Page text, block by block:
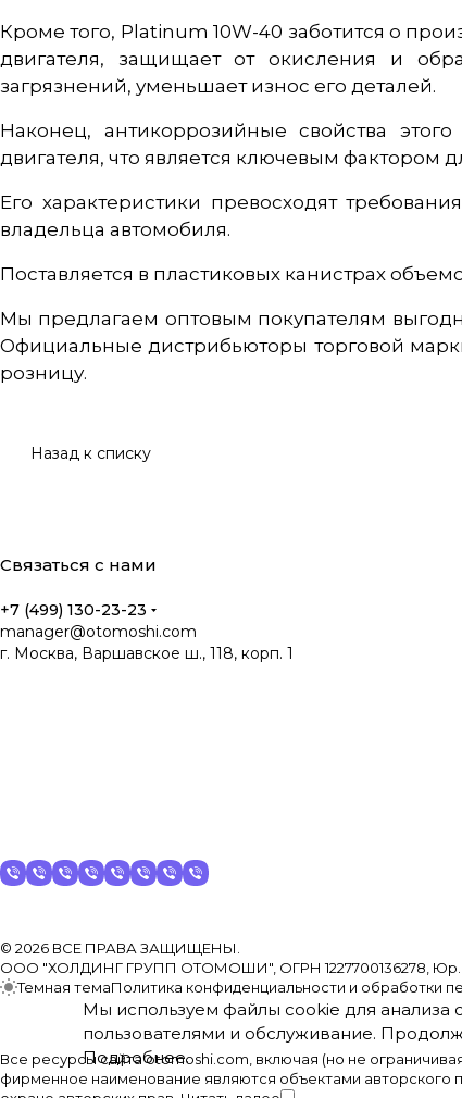
Кроме того, Platinum 10W-40 заботится о
двигателя, защищает от окисления и
загрязнений, уменьшает износ его деталей.
Наконец, антикоррозийные свойства
двигателя, что является ключевым фактором
Его характеристики превосходят
владельца автомобиля.
Поставляется в пластиковых канистрах
Мы предлагаем оптовым покупателям
Официальные дистрибьюторы торговой
розницу.
Назад к списку
Связаться с нами
+7 (499) 130-23-23
manager@otomoshi.com
г. Москва, Варшавское ш., 118, корп. 1
© 2026 ВСЕ ПРАВА ЗАЩИЩЕНЫ.
ООО "ХОЛДИНГ ГРУПП ОТОМОШИ", ОГРН 1227700136278, Юр.
Темная темаПолитика конфиденциальности и обработки
Все ресурсы сайта otomoshi.com, включая (но не
фирменное наименование являются объектами авторского
Мы используем файлы cookie для анализа
пользователями и обслуживание.
Подробнее.